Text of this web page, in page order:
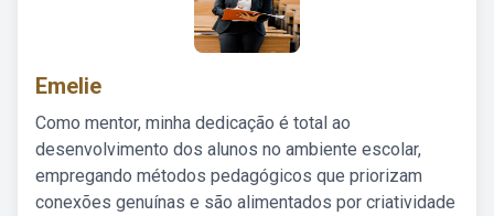
Emelie
Como mentor, minha dedicação é total ao
desenvolvimento dos alunos no ambiente escolar,
empregando métodos pedagógicos que priorizam
conexões genuínas e são alimentados por criatividade